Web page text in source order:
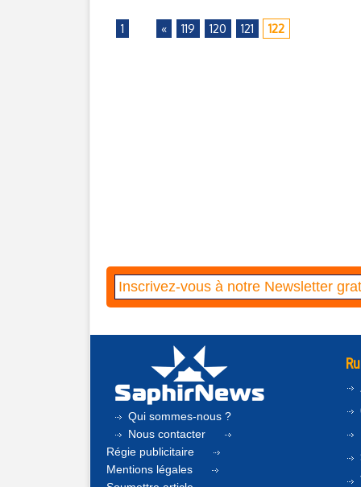
1 « 119 120 121 122
Qui sommes-nous ?
Nous contacter
Régie publicitaire
Mentions légales